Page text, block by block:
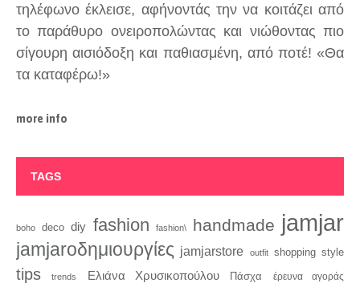
τηλέφωνο έκλεισε, αφήνοντάς την να κοιτάζει από
το παράθυρο ονειροπολώντας και νιώθοντας πιο
σίγουρη αισιόδοξη και παθιασμένη, από ποτέ! «Θα
τα καταφέρω!»
more info
TAGS
boho deco diy fashion fashion\ handmade jamjar
jamjaroδημιουργίες jamjarstore outfit shopping style
tips trends Ελιάνα Χρυσικοπούλου Πάσχα έρευνα αγοράς